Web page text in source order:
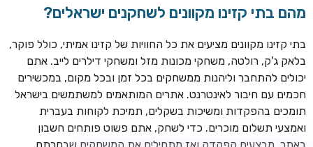
חבילת קבלת פנים: בונוס 100% עד 300€ + 100 ספיני בונוס על
ההפקדה הראשונה
CASOO
בונוס מתגלגל עד 2,000 ₪ + 200 ספינים חינם לשחקנים
חדשים
ROYSPINS
חינם על ההפקדות הראשונות
מהם בתי קזינו מקוונים לשחקנים ישראלים?
בתי קזינו מקוונים מציעים את כל החוויות של קזינו אמיתי, כולל פוקר,
בלאק ג'ק, רולטה, משחקי מכונות מזל ומשחקי דילרים לייב. אתם
יכולים להתחבר וליהנות ממשחקים בכל זמן ובכל מקום, במכשירים
חכמים עם חיבור לאינטרנט. אתרים המותאמים למשתמשים בישראל
תומכים בהפקדות ומשיכות בשקלים, תמיכת לקוחות בעברית
ואמצעי תשלום מוכרים. כדי לשחק, אתם פשוט פותחים חשבון